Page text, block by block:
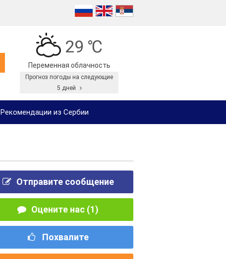
29 ℃
Переменная облачность
Прогноз погоды на следующие
5 дней
Рекомендации из Сербии
Отправите сообщение
Оцените нас (1)
Похвалите